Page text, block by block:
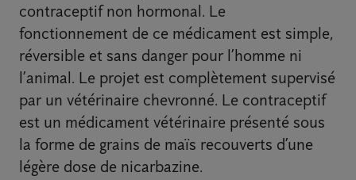
contraceptif non hormonal. Le
fonctionnement de ce médicament est simple,
réversible et sans danger pour l’homme ni
l’animal. Le projet est complètement supervisé
par un vétérinaire chevronné. Le contraceptif
est un médicament vétérinaire présenté sous
la forme de grains de maïs recouverts d’une
légère dose de nicarbazine.